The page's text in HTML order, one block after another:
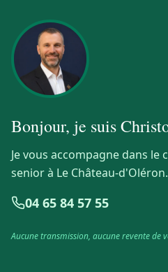
Bonjour, je suis
Je vous accompagne dans
senior à Le Château-d'Oléron.
04 65 84 57 55
Aucune transmission, aucune revente de